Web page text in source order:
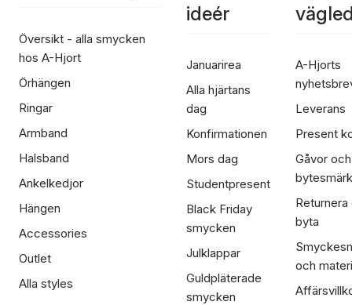
Översikt - alla smycken
hos A-Hjort
Örhängen
Ringar
Armband
Halsband
Ankelkedjor
Hängen
Accessories
Outlet
Alla styles
ideér
Januarirea
Alla hjärtans
dag
Konfirmationen
Mors dag
Studentpresent
Black Friday
smycken
Julklappar
Guldpläterade
smycken
A-Hjorts
Leverans
Present
Gåvor och
Returnera
byta
och